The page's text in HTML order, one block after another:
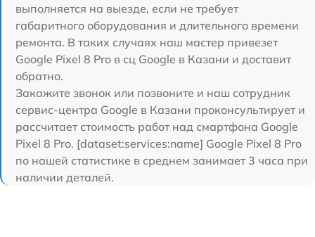
выполняется на выезде, если не требует
габаритного оборудования и длительного времени
ремонта. В таких случаях наш мастер привезет
Google Pixel 8 Pro в сц Google в Казани и доставит
обратно.
Закажите звонок или позвоните и наш сотрудник
сервис-центра Google в Казани проконсультирует и
рассчитает стоимость работ над смартфона Google
Pixel 8 Pro. [dataset:services:name] Google Pixel 8 Pro
по нашей статистике в среднем занимает 3 часа при
наличии деталей.